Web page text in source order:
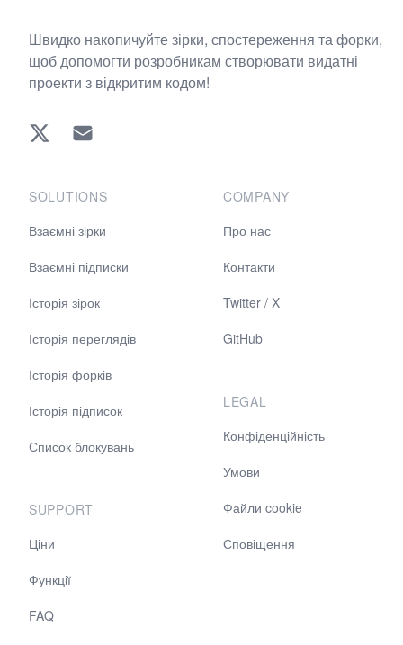
Швидко накопичуйте зірки, спостереження та форки,
щоб допомогти розробникам створювати видатні
проекти з відкритим кодом!
Twitter EMAIL
SOLUTIONS
Взаємні зірки
Взаємні підписки
Історія зірок
Історія переглядів
Історія форків
Історія підписок
Список блокувань
SUPPORT
Ціни
Функції
FAQ
COMPANY
Про нас
Контакти
Twitter / X
GitHub
LEGAL
Конфіденційність
Умови
Файли cookie
Сповіщення